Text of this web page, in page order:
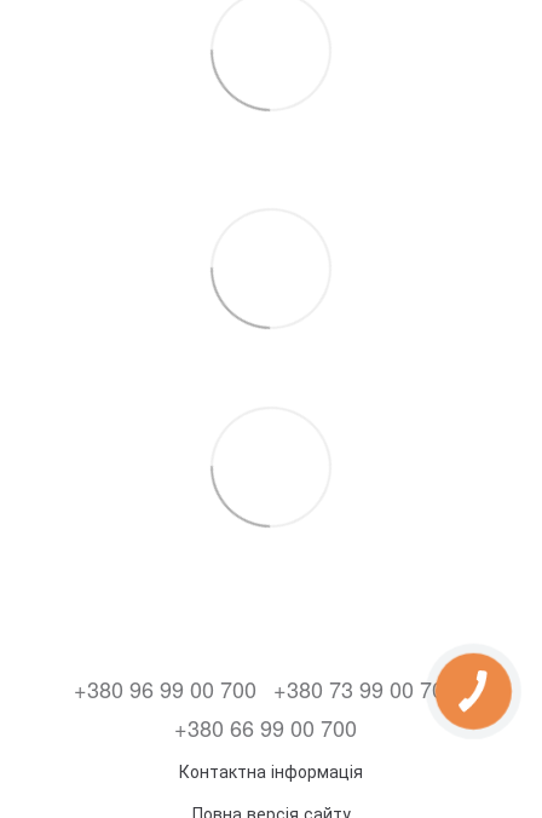
+380 96 99 00 700
+380 73 99 00 700
+380 66 99 00 700
Контактна інформація
Повна версія сайту